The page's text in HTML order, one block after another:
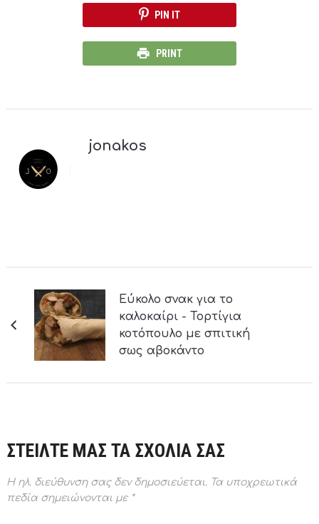
PIN IT
PRINT
jonakos
Εύκολο σνακ για το
καλοκαίρι - Τορτίγια
κοτόπουλο με σπιτική
σως αβοκάντο
ΣΤΕΙΛΤΕ ΜΑΣ ΤΑ ΣΧΟΛΙΑ ΣΑΣ
Η ηλ. διεύθυνση σας δεν δημοσιεύεται.Τα υποχρεωτικά
πεδία σημειώνονται με *